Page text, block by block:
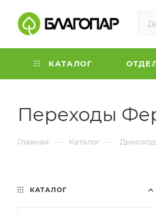
КАТАЛОГ
Переходы
Главная — Каталог —
КАТАЛОГ